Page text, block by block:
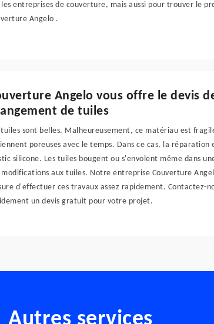
entreprises de couverture, mais aussi pour trouver le
Angelo .
Angelo vous offre le devis
de tuiles
tuiles sont belles. Malheureusement, ce matériau est
poreuses avec le temps. Dans ce cas, la
silicone. Les tuiles bougent ou s'envolent même dans
modifications aux tuiles. Notre entreprise Couverture
d'effectuer ces travaux assez rapidement. Contactez-
un devis gratuit pour votre projet.